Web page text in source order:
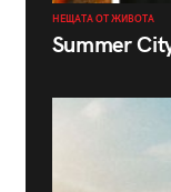
НЕЩАТА ОТ ЖИВОТА
Summer